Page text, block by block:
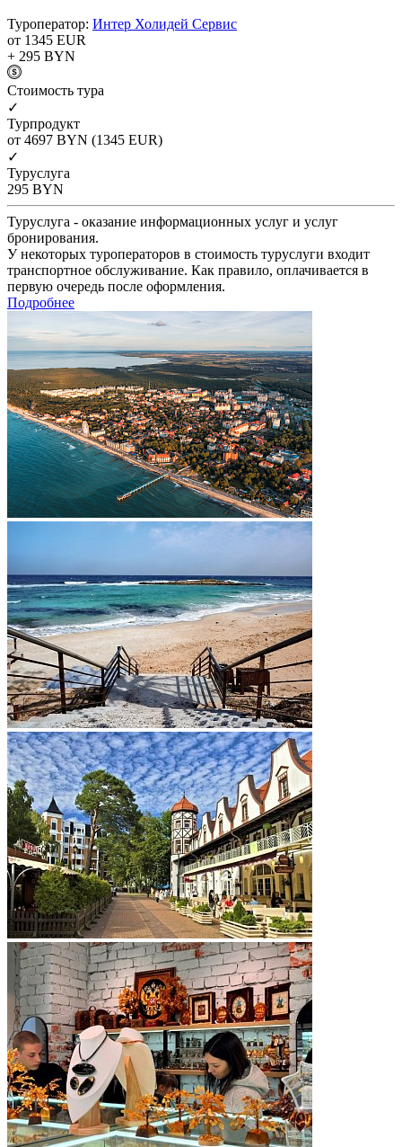
Туроператор: Интер Холидей Сервис
от 1345 EUR
+ 295 BYN
Cтоимость тура
✓
Турпродукт
от 4697 BYN (1345 EUR)
✓
Туруслуга
295 BYN
Туруслуга - оказание информационных услуг и услуг
бронирования.
У некоторых туроператоров в стоимость туруслуги входит
транспортное обслуживание. Как правило, оплачивается в
первую очередь после оформления.
Подробнее